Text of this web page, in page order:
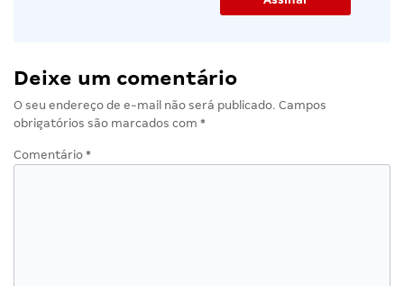
Deixe um comentário
O seu endereço de e-mail não será publicado. Campos
obrigatórios são marcados com *
Comentário *